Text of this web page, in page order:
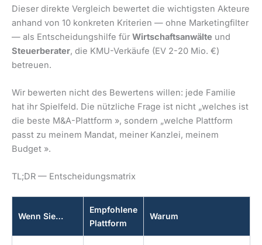
Dieser direkte Vergleich bewertet die wichtigsten Akteure
anhand von 10 konkreten Kriterien — ohne Marketingfilter
— als Entscheidungshilfe für Wirtschaftsanwälte und
Steuerberater, die KMU-Verkäufe (EV 2-20 Mio. €)
betreuen.
Wir bewerten nicht des Bewertens willen: jede Familie
hat ihr Spielfeld. Die nützliche Frage ist nicht „welches ist
die beste M&A-Plattform », sondern „welche Plattform
passt zu meinem Mandat, meiner Kanzlei, meinem
Budget ».
TL;DR — Entscheidungsmatrix
Wenn Sie…
Empfohlene
Plattform
Warum